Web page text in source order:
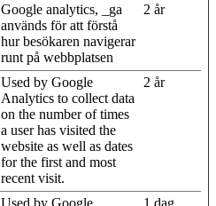
Google analytics, _ga
används för att förstå
hur besökaren navigerar
runt på webbplatsen
2 år
Used by Google
Analytics to collect data
on the number of times
a user has visited the
website as well as dates
for the first and most
recent visit.
2 år
Used by Google
1 dag